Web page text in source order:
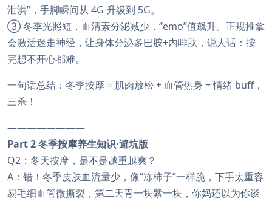
泄洪”，手脚瞬间从 4G 升级到 5G。
③ 冬季光照短，血清素分泌减少，“emo”值飙升。正规推拿
会激活迷走神经，让身体分泌多巴胺+内啡肽，说人话：按
完想不开心都难。
一句话总结：冬季按摩 = 肌肉放松 + 血管热身 + 情绪 buff，
三杀！
————————
Part 2 冬季按摩养生知识·避坑版
Q2：冬天按摩，是不是越重越爽？
A：错！冬季皮肤血流量少，像“冻柿子”一样脆，下手太重容
易毛细血管微撕裂，第二天青一块紫一块，你妈还以为你谈